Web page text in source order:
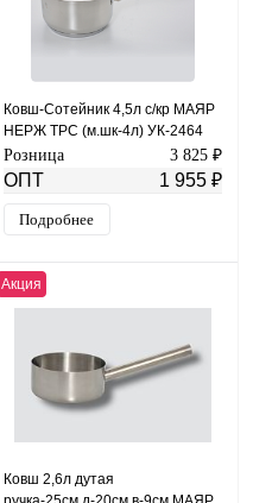
Ковш-Сотейник 4,5л с/кр МАЯР
НЕРЖ ТРС (м.шк-4л) УК-2464
Розница 3 825 ₽
ОПТ 1 955 ₽
Подробнее
Акция
Ковш 2,6л дутая